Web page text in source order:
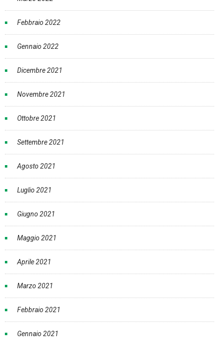
Febbraio 2022
Gennaio 2022
Dicembre 2021
Novembre 2021
Ottobre 2021
Settembre 2021
Agosto 2021
Luglio 2021
Giugno 2021
Maggio 2021
Aprile 2021
Marzo 2021
Febbraio 2021
Gennaio 2021